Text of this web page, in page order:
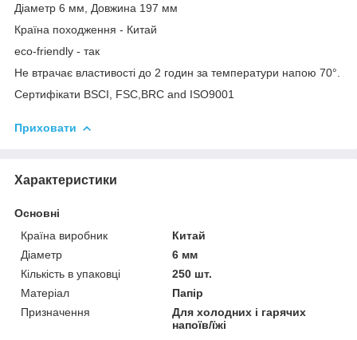
Діаметр 6 мм, Довжина 197 мм
Країна походження - Китай
eco-friendly - так
Не втрачає властивості до 2 годин за температури напою 70°.
Сертифікати BSCI, FSC,BRC and ISO9001
Приховати
Характеристики
Основні
Країна виробник
Китай
Діаметр
6 мм
Кількість в упаковці
250 шт.
Матеріал
Папір
Призначення
Для холодних і гарячих
напоїв/їжі